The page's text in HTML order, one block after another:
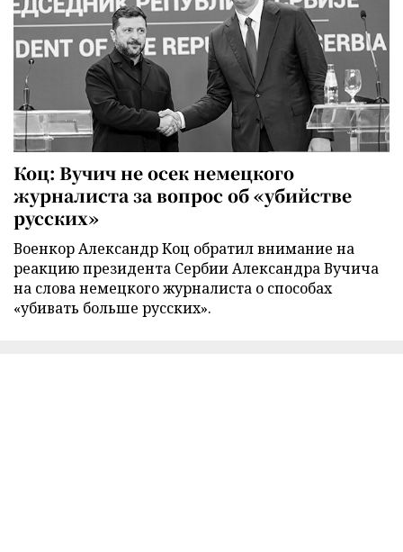
Коц: Вучич не осек немецкого
журналиста за вопрос об «убийстве
русских»
Военкор Александр Коц обратил внимание на
реакцию президента Сербии Александра Вучича
на слова немецкого журналиста о способах
«убивать больше русских».